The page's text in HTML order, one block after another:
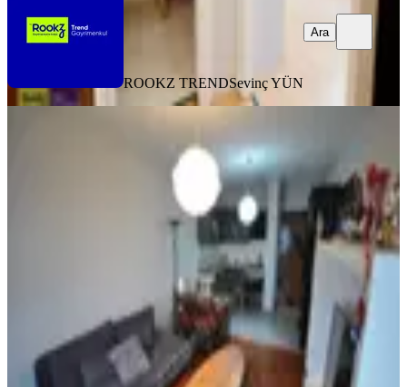
ROOKZ TRENDSevinç YÜN
Ara
Sitesi Temiz Mobilyalı 1+1
İstanbul, Bakırköy
55 m² ·13. Kat ·07.08.2026
PYRAMID EMLAK OFİSİ Gökhan Günindi